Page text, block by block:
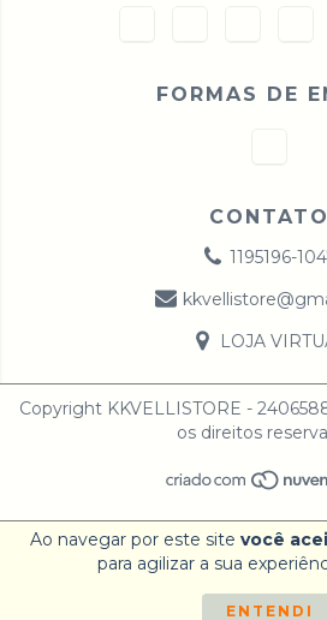
Ao navegar por este site você
para agilizar a sua
ENTENDI
FORMAS DE
CONTATO
1195196-
LOJA
Copyright KKVELLISTORE -
os direitos